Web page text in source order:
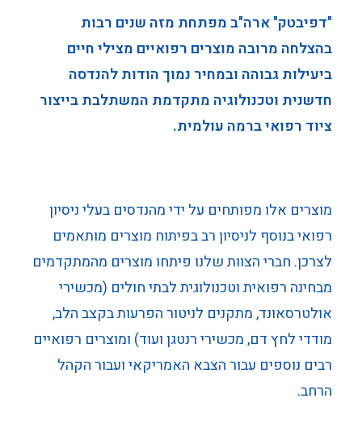
"דפיבטק" ארה"ב מפתחת מזה שנים רבות
בהצלחה מרובה מוצרים רפואיים מצילי חיים
ביעילות גבוהה ובמחיר נמוך הודות להנדסה
חדשנית וטכנולוגיה מתקדמת המשתלבת בייצור
ציוד רפואי ברמה עולמית.
מוצרים אלו מפותחים על ידי מהנדסים בעלי ניסיון
רפואי בנוסף לניסיון רב בפיתוח מוצרים מותאמים
לצרכן. חברי הצוות שלנו פיתחו מוצרים מהמתקדמים
מבחינה רפואית וטכנולוגית לבתי חולים (מכשירי
אולטרסאונד, מתקנים לניטור הפרעות בקצב הלב,
מודדי לחץ דם, מכשירי רנטגן ועוד) ומוצרים רפואיים
רבים נוספים עבור הצבא האמריקאי ועבור הקהל
הרחב.